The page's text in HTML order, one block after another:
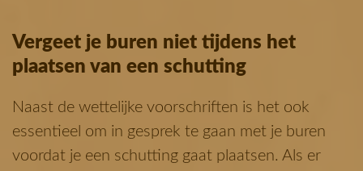
Vergeet je buren niet tijdens het
plaatsen van een schutting
Naast de wettelijke voorschriften is het ook
essentieel om in gesprek te gaan met je buren
voordat je een schutting gaat plaatsen. Als er